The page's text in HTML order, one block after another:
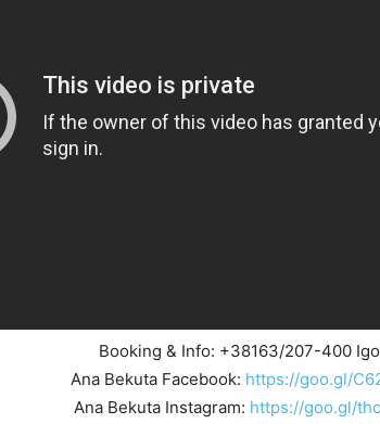
Booking & Info: +38163/207-400
Ana Bekuta Facebook: https://goo.gl/
Ana Bekuta Instagram: https://goo.gl/